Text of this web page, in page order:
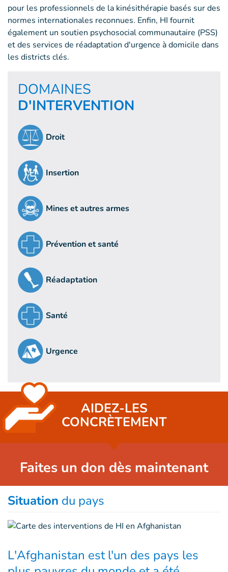
pour les professionnels de la kinésithérapie basés sur des
normes internationales reconnues. Enfin, HI fournit
également un soutien psychosocial communautaire (PSS)
et des services de réadaptation d'urgence à domicile dans
les districts clés.
DOMAINES
D'INTERVENTION
Droit
Insertion
Mines et autres armes
Prévention et santé
Réadaptation
Santé
Urgence
AIDEZ-LES
CONCRÈTEMENT
Faites un don dès maintenant
Situation du pays
L'Afghanistan est l'un des pays les